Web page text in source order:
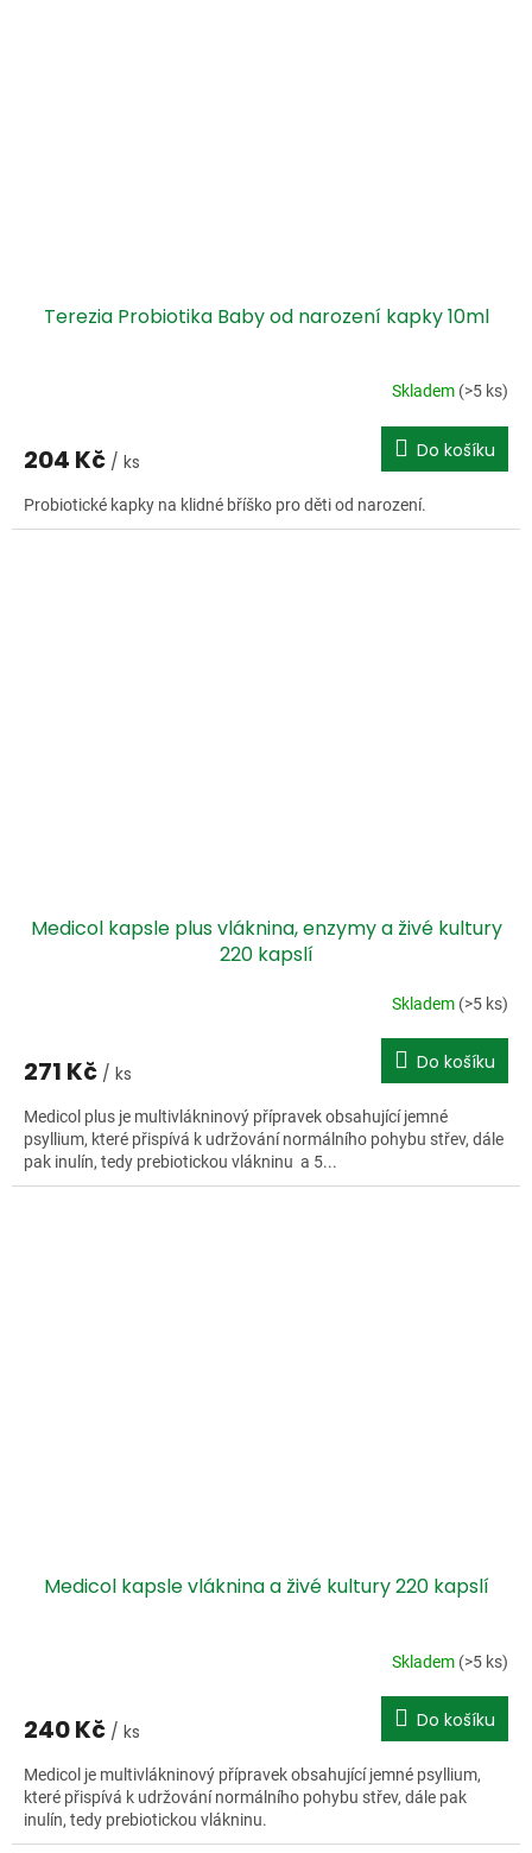
Terezia Probiotika Baby od narození kapky 10ml
Skladem (>5 ks)
204 Kč / ks Do košíku
Probiotické kapky na klidné bříško pro děti od narození.
Medicol kapsle plus vláknina, enzymy a živé kultury
220 kapslí
Skladem (>5 ks)
271 Kč / ks Do košíku
Medicol plus je multivlákninový přípravek obsahující jemné
psyllium, které přispívá k udržování normálního pohybu střev, dále
pak inulín, tedy prebiotickou vlákninu a 5...
Medicol kapsle vláknina a živé kultury 220 kapslí
Skladem (>5 ks)
240 Kč / ks Do košíku
Medicol je multivlákninový přípravek obsahující jemné psyllium,
které přispívá k udržování normálního pohybu střev, dále pak
inulín, tedy prebiotickou vlákninu.